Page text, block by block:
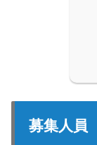
募集人員